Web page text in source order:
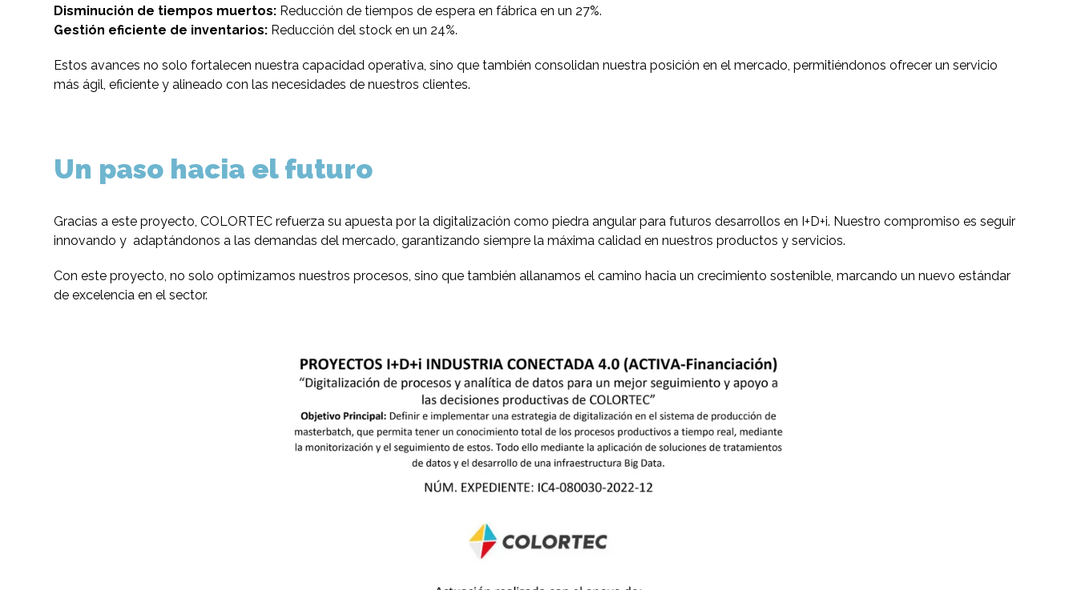
Disminución de tiempos muertos: Reducción de tiempos de espera en fábrica en un 27%.
Gestión eficiente de inventarios: Reducción del stock en un 24%.
Estos avances no solo fortalecen nuestra capacidad operativa, sino que también consolidan nuestra posición en el mercado, permitiéndonos ofrecer un servicio
más ágil, eficiente y alineado con las necesidades de nuestros clientes.
Un paso hacia el futuro
Gracias a este proyecto, COLORTEC refuerza su apuesta por la digitalización como piedra angular para futuros desarrollos en I+D+i. Nuestro compromiso es seguir
innovando y adaptándonos a las demandas del mercado, garantizando siempre la máxima calidad en nuestros productos y servicios.
Con este proyecto, no solo optimizamos nuestros procesos, sino que también allanamos el camino hacia un crecimiento sostenible, marcando un nuevo estándar
de excelencia en el sector.